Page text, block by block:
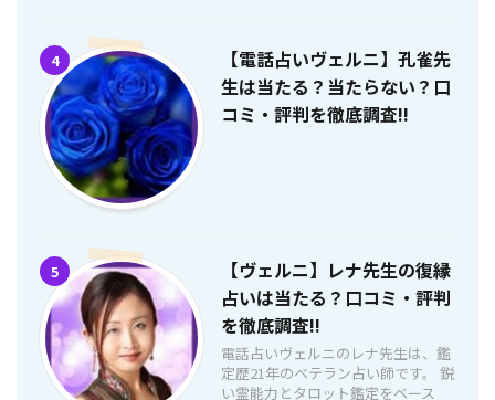
4
【電話占いヴェルニ】孔雀先
生は当たる？当たらない？口
コミ・評判を徹底調査!!
5
【ヴェルニ】レナ先生の復縁
占いは当たる？口コミ・評判
を徹底調査!!
電話占いヴェルニのレナ先生は、鑑
定歴21年のベテラン占い師です。 鋭
い霊能力とタロット鑑定をベース